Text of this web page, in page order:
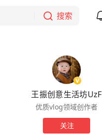
搜索
王振创意生活坊UzF
优质vlog领域创作者
关注